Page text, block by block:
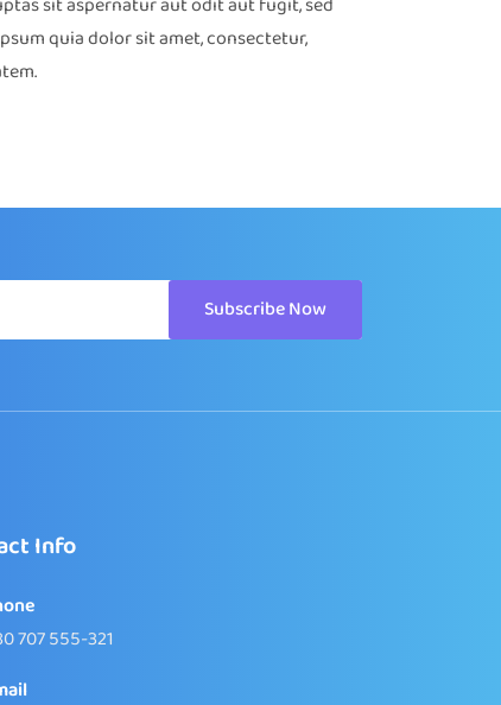
quia dolor sit amet, consectetur,
Subscribe Now
Info
707 555-321